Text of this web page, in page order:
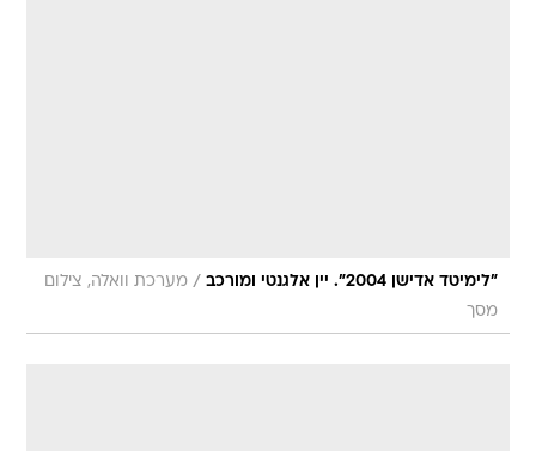
"לימיטד אדישן 2004". יין אלגנטי ומורכב / מערכת וואלה, צילום
מסך